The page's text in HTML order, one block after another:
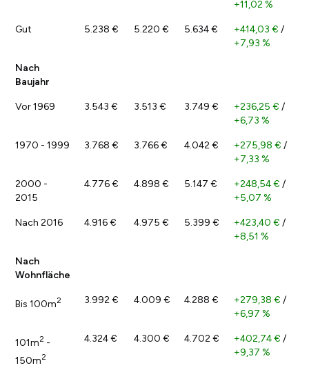
+11,02 %
Gut 5.238 € 5.220 € 5.634 € +414,03 € /
+7,93 %
Nach
Baujahr
Vor 1969 3.543 € 3.513 € 3.749 € +236,25 € /
+6,73 %
1970 - 1999 3.768 € 3.766 € 4.042 € +275,98 € /
+7,33 %
2000 -
2015
4.776 € 4.898 € 5.147 € +248,54 € /
+5,07 %
Nach 2016 4.916 € 4.975 € 5.399 € +423,40 € /
+8,51 %
Nach
Wohnfläche
Bis 100m2 3.992 € 4.009 € 4.288 € +279,38 € /
+6,97 %
101m2 -
150m2
4.324 € 4.300 € 4.702 € +402,74 € /
+9,37 %